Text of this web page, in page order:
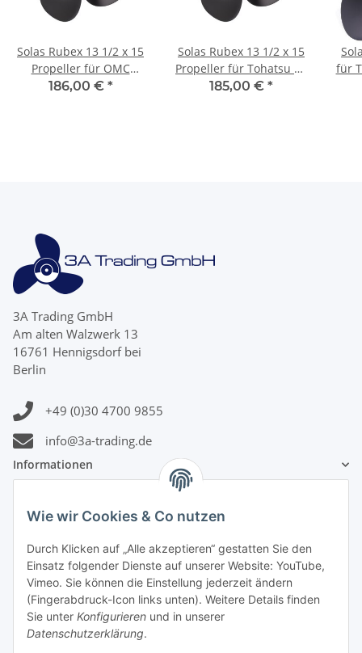
Wie wir Cookies & Co nutzen
Durch Klicken auf „Alle akzeptieren“ gestatten Sie den
Einsatz folgender Dienste auf unserer Website: YouTube,
Vimeo. Sie können die Einstellung jederzeit ändern
(Fingerabdruck-Icon links unten). Weitere Details finden
Sie unter Konfigurieren und in unserer
Datenschutzerklärung.
Solas Rubex 13 1/2 x 15
Propeller für OMC
Modell 400 120-140PS 3
186,00 € *
Solas Rubex 13 1/2 x 15
Propeller für Tohatsu 60
75 90 115 120 140 PS 15
185,00 € *
für
3A Trading GmbH
Am alten Walzwerk 13
16761 Hennigsdorf bei
Berlin
+49 (0)30 4700 9855
info@3a-trading.de
Informationen
Gesetzliche Informationen
Zahlungsinformationen